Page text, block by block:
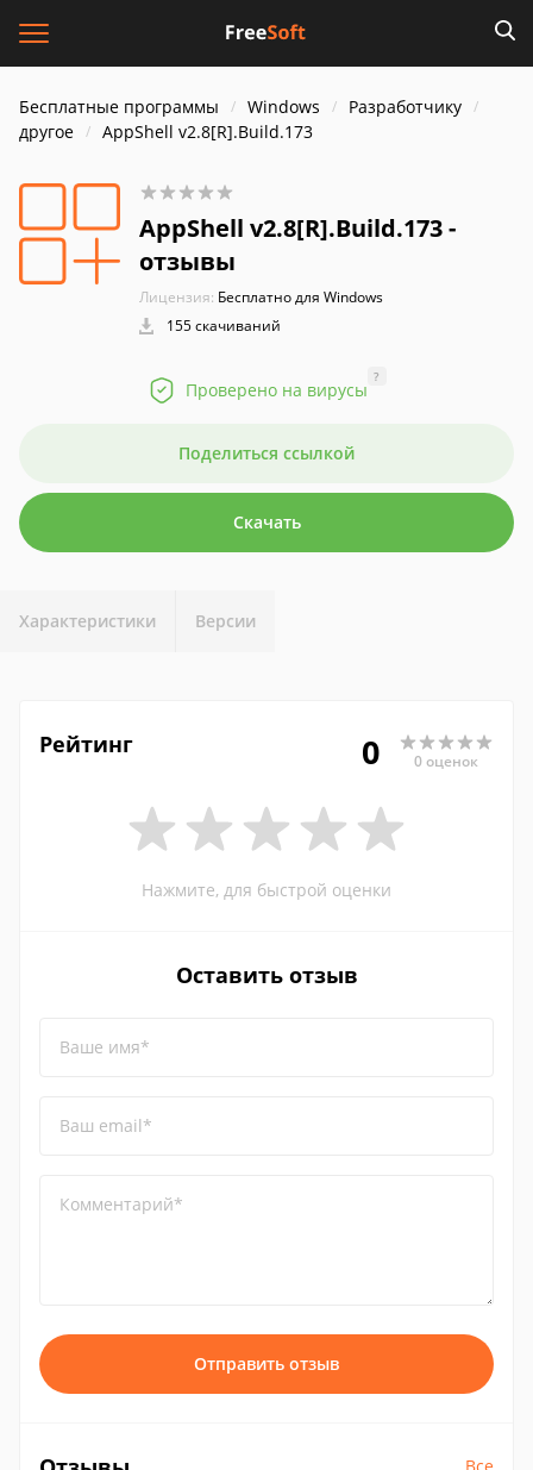
Бесплатные программы Windows
Разработчику
другое
AppShell v2.8[R].Build.173
AppShell v2.8[R].Build.173 -
отзывы
Лицензия: Бесплатно для Windows
155 скачиваний
Проверено на вирусы
?
Поделиться ссылкой
Скачать
Характеристики Версии
Рейтинг 0 0 оценок
Нажмите, для быстрой оценки
Оставить отзыв
Ваше имя*
Ваш email*
Комментарий*
Отправить отзыв